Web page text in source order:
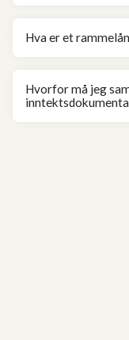
Hva er et
Hvorfor må jeg